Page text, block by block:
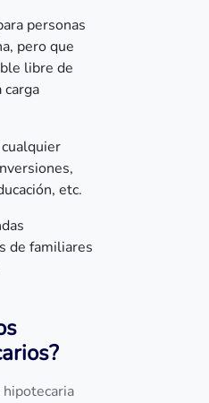
personas
pero que
libre de
carga
etc.
de familiares